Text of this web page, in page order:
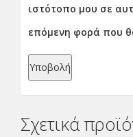
ιστότοπο μου σε
επόμενη φορά που
Σχετικά